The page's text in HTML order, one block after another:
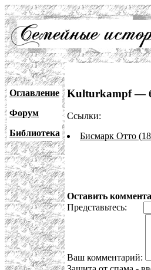
Оглавление
Форум
Библиотека
Kulturkampf —
Ссылки:
Бисмарк Отто
Оставить
Представьтесь:
Ваш комментарий: